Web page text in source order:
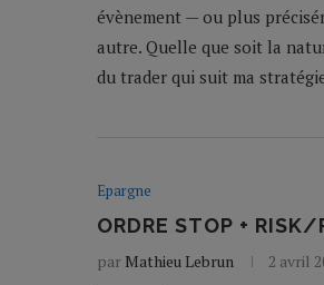
évènement — ou plus
autre. Quelle que soit la
du trader qui suit ma
Epargne
ORDRE STOP + RISK/
par Mathieu Lebrun 2 avril